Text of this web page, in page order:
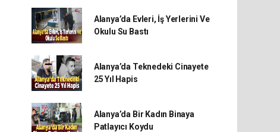
Alanya’da Evleri, İş Yerlerini Ve
Okulu Su Bastı
Alanya’da Teknedeki Cinayete
25 Yıl Hapis
Alanya’da Bir Kadın Binaya
Patlayıcı Koydu